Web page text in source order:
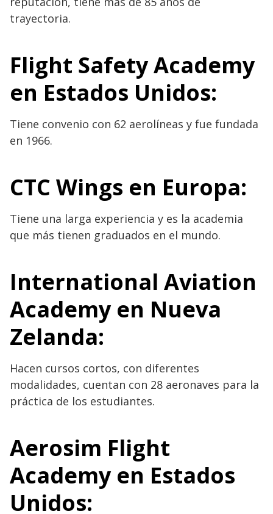
trayectoria.
Flight Safety Academy
en Estados Unidos:
Tiene convenio con 62 aerolíneas y fue fundada
en 1966.
CTC Wings en Europa:
Tiene una larga experiencia y es la academia
que más tienen graduados en el mundo.
International Aviation
Academy en Nueva
Zelanda:
Hacen cursos cortos, con diferentes
modalidades, cuentan con 28 aeronaves para la
práctica de los estudiantes.
Aerosim Flight
Academy en Estados
Unidos: